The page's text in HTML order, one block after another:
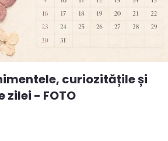
curiozitățile și
- FOTO